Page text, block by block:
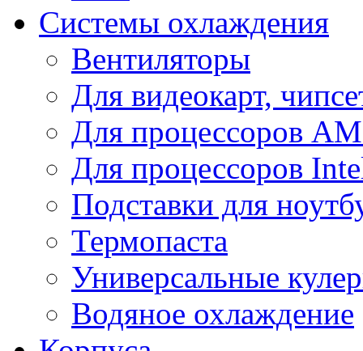
Системы охлаждения
Вентиляторы
Для видеокарт,
Для процессоров
Для процессоров
Подставки для
Термопаста
Универсальные
Водяное охлаждение